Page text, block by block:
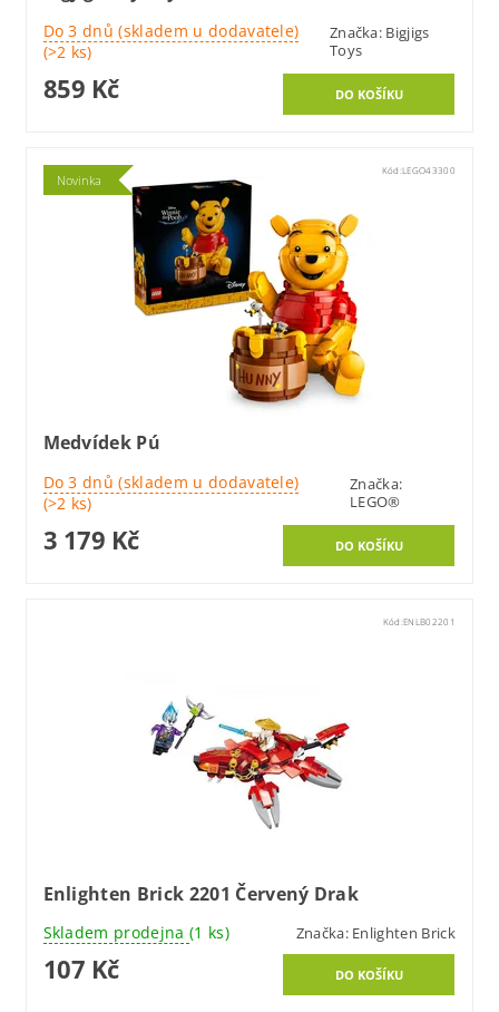
Do 3 dnů (skladem u dodavatele)
(>2 ks)
Značka: Bigjigs
Toys
859 Kč
Novinka
Kód:LEGO43300
Medvídek Pú
Do 3 dnů (skladem u dodavatele)
(>2 ks)
Značka:
LEGO®
3 179 Kč
Kód:ENLB02201
Enlighten Brick 2201 Červený Drak
Skladem prodejna (1 ks) Značka: Enlighten Brick
107 Kč